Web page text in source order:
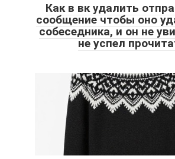
Как в вк удалить
сообщение чтобы оно
собеседника, и он не
не успел